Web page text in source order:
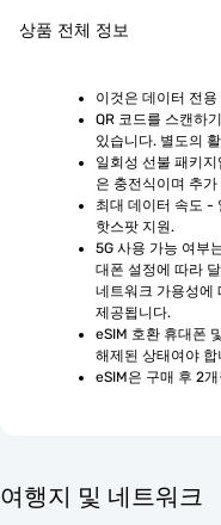
상품 전체 정보
이것은 데이터 전
QR 코드를 스캔하
있습니다. 별도의
일회성 선불 패키
은 충전식이며 추
최대 데이터 속도 -
핫스팟 지원.
5G 사용 가능 여부
대폰 설정에 따라
네트워크 가용성에
제공됩니다.
eSIM 호환 휴대폰
해제된 상태여야
eSIM은 구매 후 2
여행지 및 네트워크